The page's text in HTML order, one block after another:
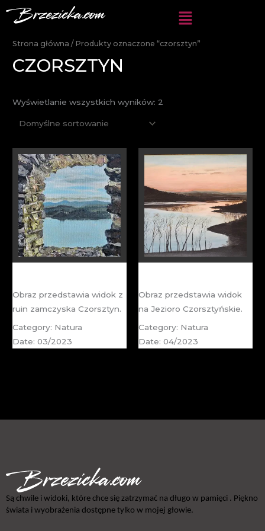
Przejdź
Strona główna / Produkty oznaczone “czorsztyn”
CZORSZTYN
Wyświetlanie wszystkich wyników: 2
Obraz przedstawia widok z
ruin zamczyska Czorsztyn.
Category: Natura
Date: 03/2023
Obraz przedstawia widok
na Jezioro Czorsztyńskie.
Category: Natura
Date: 04/2023
Są chwile i widoki, które chce się zatrzymać na długo w pamięci . Piękno
świata i wyobrażenia dostępne tylko w mojej głowie.